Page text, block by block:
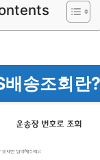
배송조회란?